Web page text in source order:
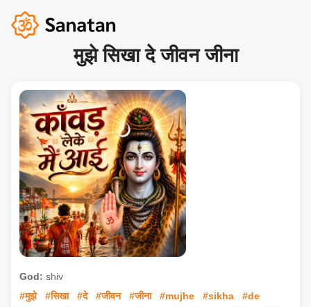
मुझे सिखा दे जीवन जीना
God: shiv
#मुझे
#सिखा #दे #जीवन #जीना #mujhe #sikha
#de